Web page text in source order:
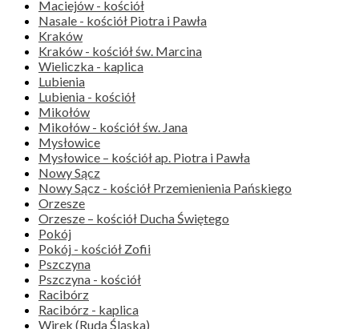
Maciejów - kościół
Nasale - kościół Piotra i Pawła
Kraków
Kraków - kościół św. Marcina
Wieliczka - kaplica
Lubienia
Lubienia - kościół
Mikołów
Mikołów - kościół św. Jana
Mysłowice
Mysłowice – kościół ap. Piotra i Pawła
Nowy Sącz
Nowy Sącz - kościół Przemienienia Pańskiego
Orzesze
Orzesze – kościół Ducha Świętego
Pokój
Pokój - kościół Zofii
Pszczyna
Pszczyna - kościół
Racibórz
Racibórz - kaplica
Wirek (Ruda Śląska)